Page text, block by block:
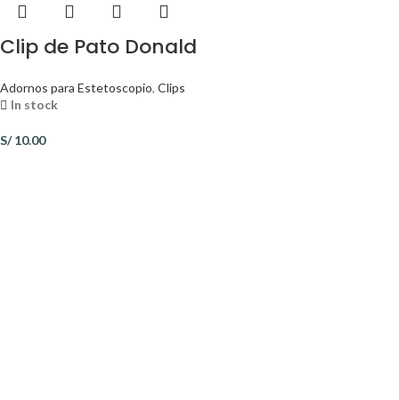
Clip de Pato Donald
Adornos para Estetoscopio, Clips
In stock
S/10.00